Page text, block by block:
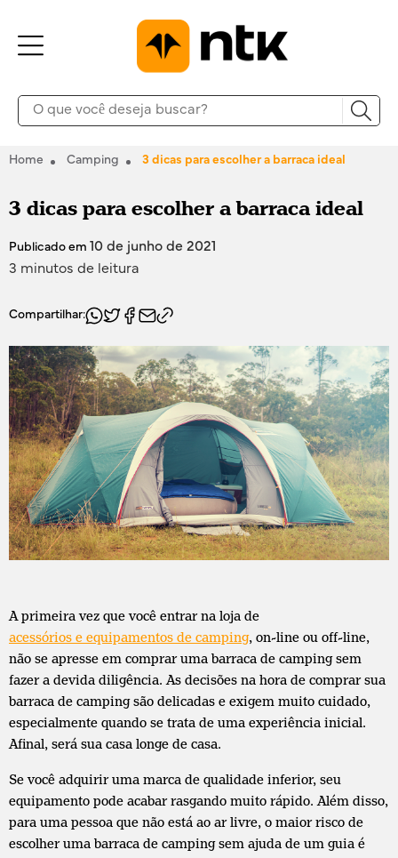
Home Camping 3 dicas para escolher a barraca ideal
3 dicas para escolher a barraca ideal
Publicado em
10 de junho de 2021
3 minutos de leitura
Compartilhar:
A primeira vez que você entrar na loja de
acessórios e equipamentos de camping, on-line ou off-line,
não se apresse em comprar uma barraca de camping sem
fazer a devida diligência. As decisões na hora de comprar sua
barraca de camping são delicadas e exigem muito cuidado,
especialmente quando se trata de uma experiência inicial.
Afinal, será sua casa longe de casa.
Se você adquirir uma marca de qualidade inferior, seu
equipamento pode acabar rasgando muito rápido. Além disso,
para uma pessoa que não está ao ar livre, o maior risco de
escolher uma barraca de camping sem ajuda de um guia é